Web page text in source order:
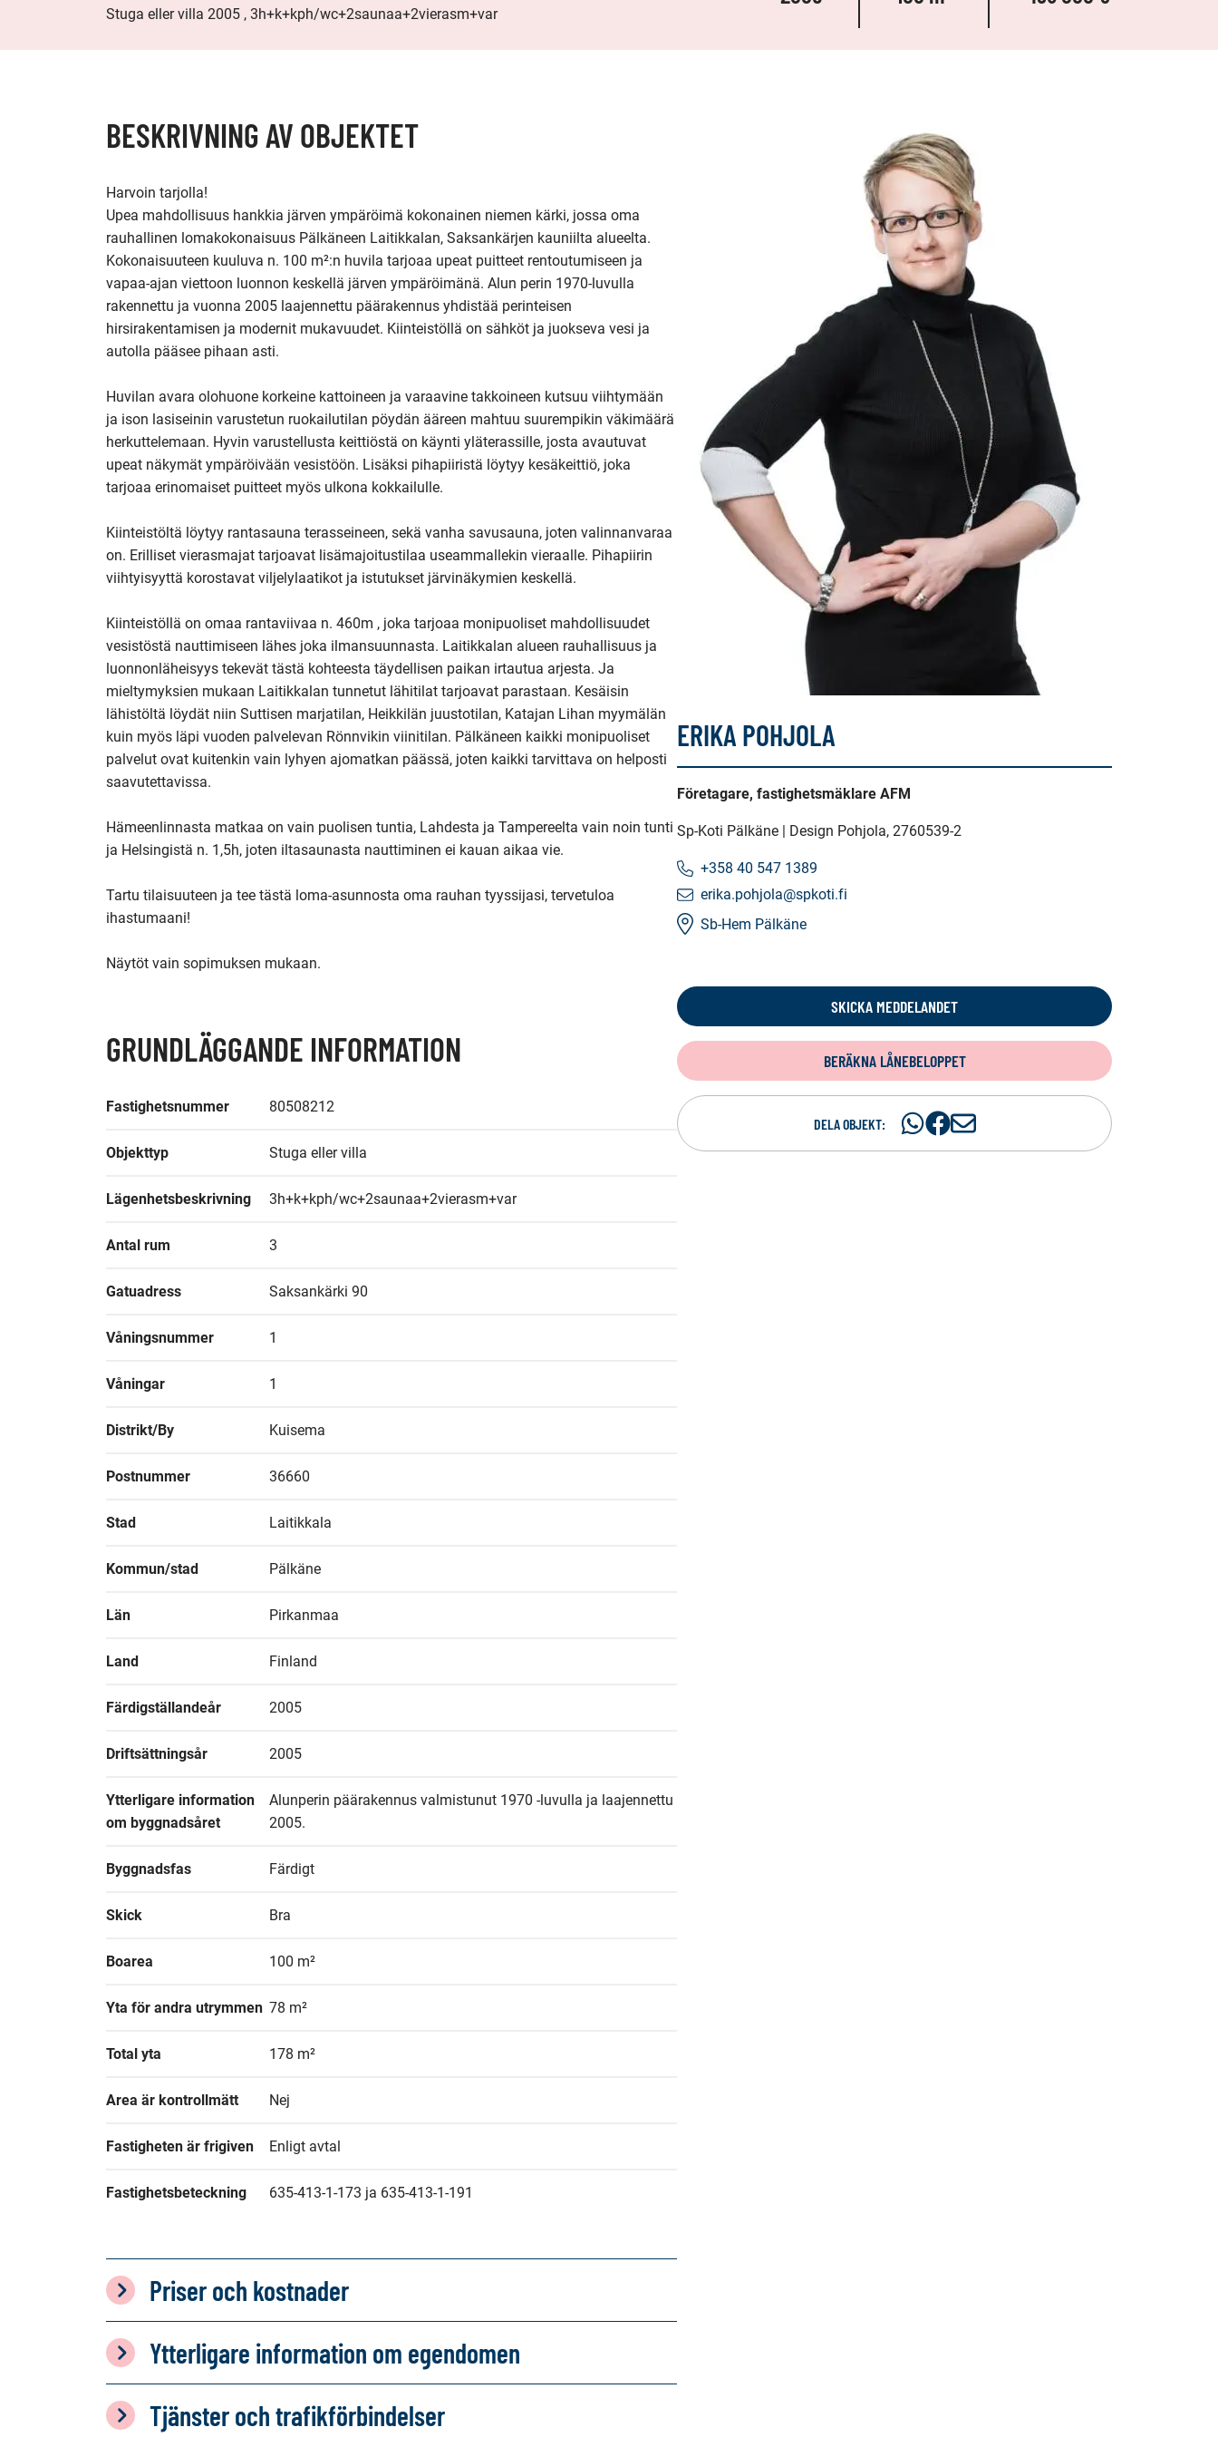
Stuga eller villa 2005 , 3h+k+kph/wc+2saunaa+2vierasm+var
BESKRIVNING AV OBJEKTET
Harvoin tarjolla!
Upea mahdollisuus hankkia järven ympäröimä kokonainen niemen kärki, jossa oma
rauhallinen lomakokonaisuus Pälkäneen Laitikkalan, Saksankärjen kauniilta alueelta.
Kokonaisuuteen kuuluva n. 100 m²:n huvila tarjoaa upeat puitteet rentoutumiseen ja
vapaa-ajan viettoon luonnon keskellä järven ympäröimänä. Alun perin 1970-luvulla
rakennettu ja vuonna 2005 laajennettu päärakennus yhdistää perinteisen
hirsirakentamisen ja modernit mukavuudet. Kiinteistöllä on sähköt ja juokseva vesi ja
autolla pääsee pihaan asti.
Huvilan avara olohuone korkeine kattoineen ja varaavine takkoineen kutsuu viihtymään
ja ison lasiseinin varustetun ruokailutilan pöydän ääreen mahtuu suurempikin väkimäärä
herkuttelemaan. Hyvin varustellusta keittiöstä on käynti yläterassille, josta avautuvat
upeat näkymät ympäröivään vesistöön. Lisäksi pihapiiristä löytyy kesäkeittiö, joka
tarjoaa erinomaiset puitteet myös ulkona kokkailulle.
Kiinteistöltä löytyy rantasauna terasseineen, sekä vanha savusauna, joten valinnanvaraa
on. Erilliset vierasmajat tarjoavat lisämajoitustilaa useammallekin vieraalle. Pihapiirin
viihtyisyyttä korostavat viljelylaatikot ja istutukset järvinäkymien keskellä.
Kiinteistöllä on omaa rantaviivaa n. 460m , joka tarjoaa monipuoliset mahdollisuudet
vesistöstä nauttimiseen lähes joka ilmansuunnasta. Laitikkalan alueen rauhallisuus ja
luonnonläheisyys tekevät tästä kohteesta täydellisen paikan irtautua arjesta. Ja
mieltymyksien mukaan Laitikkalan tunnetut lähitilat tarjoavat parastaan. Kesäisin
lähistöltä löydät niin Suttisen marjatilan, Heikkilän juustotilan, Katajan Lihan myymälän
kuin myös läpi vuoden palvelevan Rönnvikin viinitilan. Pälkäneen kaikki monipuoliset
palvelut ovat kuitenkin vain lyhyen ajomatkan päässä, joten kaikki tarvittava on helposti
saavutettavissa.
Hämeenlinnasta matkaa on vain puolisen tuntia, Lahdesta ja Tampereelta vain noin tunti
ja Helsingistä n. 1,5h, joten iltasaunasta nauttiminen ei kauan aikaa vie.
Tartu tilaisuuteen ja tee tästä loma-asunnosta oma rauhan tyyssijasi, tervetuloa
ihastumaani!
Näytöt vain sopimuksen mukaan.
GRUNDLÄGGANDE INFORMATION
Fastighetsnummer 80508212
Objekttyp Stuga eller villa
Lägenhetsbeskrivning 3h+k+kph/wc+2saunaa+2vierasm+var
Antal rum 3
Gatuadress Saksankärki 90
Våningsnummer 1
Våningar 1
Distrikt/By Kuisema
Postnummer 36660
Stad Laitikkala
Kommun/stad Pälkäne
Län Pirkanmaa
Land Finland
Färdigställandeår 2005
Driftsättningsår 2005
Ytterligare information
om byggnadsåret
Alunperin päärakennus valmistunut 1970 -luvulla ja laajennettu
2005.
Byggnadsfas Färdigt
Skick Bra
Boarea 100 m²
Yta för andra utrymmen 78 m²
Total yta 178 m²
Area är kontrollmätt Nej
Fastigheten är frigiven Enligt avtal
Fastighetsbeteckning 635-413-1-173 ja 635-413-1-191
Priser och kostnader
Ytterligare information om egendomen
Tjänster och trafikförbindelser
ERIKA POHJOLA
Företagare, fastighetsmäklare AFM
Sp-Koti Pälkäne | Design Pohjola, 2760539-2
+358 40 547 1389
erika.pohjola@spkoti.fi
Sb-Hem Pälkäne
SKICKA MEDDELANDET
BERÄKNA LÅNEBELOPPET
DELA OBJEKT:
DelaDelaD